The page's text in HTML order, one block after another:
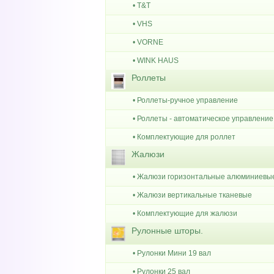
• T&T
• VHS
• VORNE
• WINK HAUS
Роллеты
• Роллеты-ручное управление
• Роллеты - автоматическое управление
• Комплектующие для роллет
Жалюзи
• Жалюзи горизонтальные
• Жалюзи вертикальные тканевые
• Комплектующие для жалюзи
Рулонные шторы.
• Рулонки Мини 19 вал
• Рулонки 25 вал